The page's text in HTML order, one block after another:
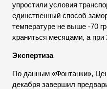
упростили условия
единственный способ
температуре не выше -70
храниться месяцами, а при
Экспертиза
По данным «Фонтанки»,
декабря завершил